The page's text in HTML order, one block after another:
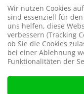
Wir nutzen Cookies
sind essenziell für
uns helfen, diese
verbessern (Tracking
ob Sie die Cookies
bei einer Ablehnung
Funktionalitäten der